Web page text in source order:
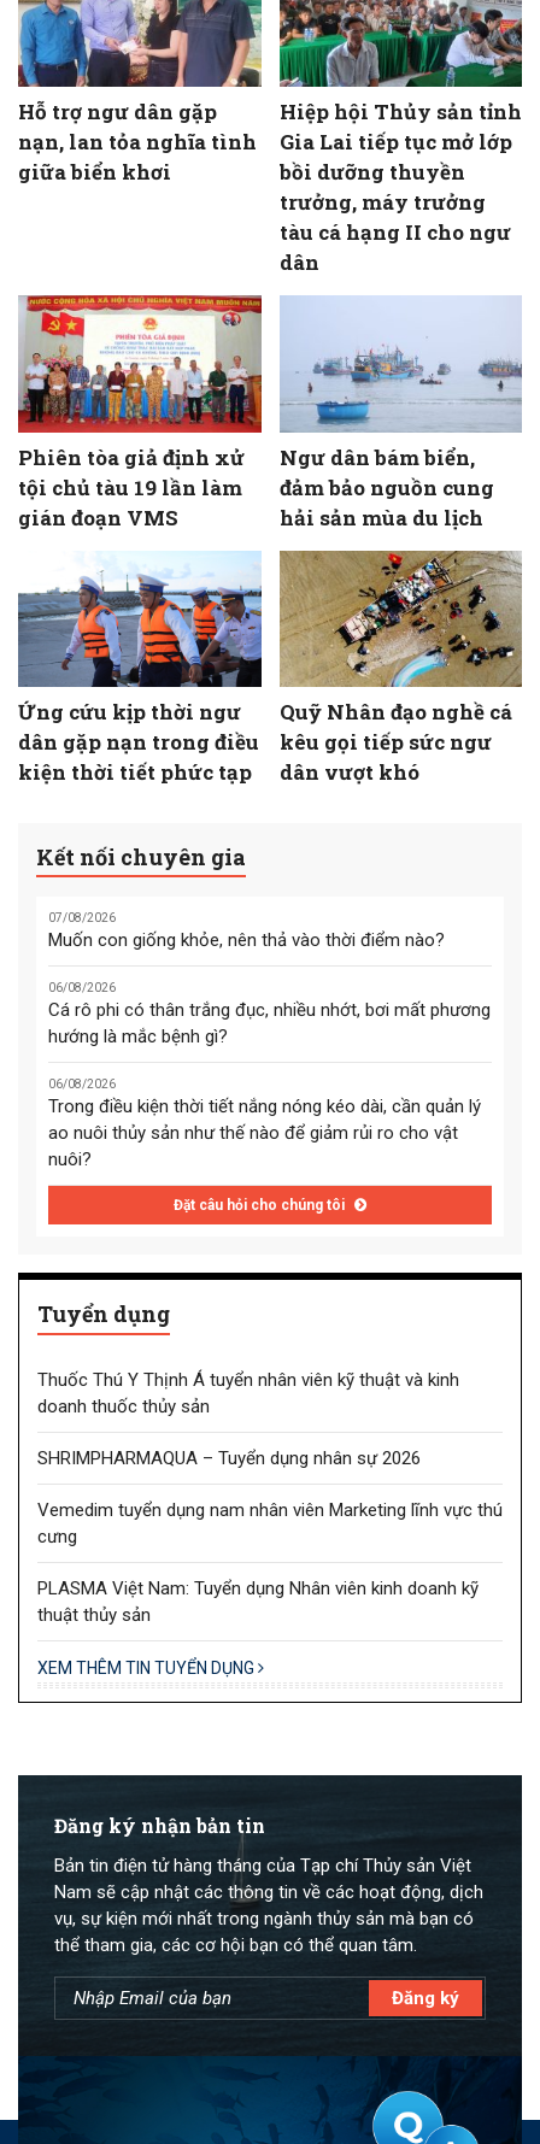
Hỗ trợ ngư dân gặp
nạn, lan tỏa nghĩa tình
giữa biển khơi
Hiệp hội Thủy sản tỉnh
Gia Lai tiếp tục mở lớp
bồi dưỡng thuyền
trưởng, máy trưởng
tàu cá hạng II cho ngư
dân
Phiên tòa giả định xử
tội chủ tàu 19 lần làm
gián đoạn VMS
Ngư dân bám biển,
đảm bảo nguồn cung
hải sản mùa du lịch
Ứng cứu kịp thời ngư
dân gặp nạn trong điều
kiện thời tiết phức tạp
Quỹ Nhân đạo nghề cá
kêu gọi tiếp sức ngư
dân vượt khó
Kết nối chuyên gia
07/08/2026
Muốn con giống khỏe, nên thả vào thời điểm nào?
06/08/2026
Cá rô phi có thân trắng đục, nhiều nhớt, bơi mất phương
hướng là mắc bệnh gì?
06/08/2026
Trong điều kiện thời tiết nắng nóng kéo dài, cần quản lý
ao nuôi thủy sản như thế nào để giảm rủi ro cho vật
nuôi?
Đặt câu hỏi cho chúng tôi
Tuyển dụng
Thuốc Thú Y Thịnh Á tuyển nhân viên kỹ thuật và kinh
doanh thuốc thủy sản
SHRIMPHARMAQUA – Tuyển dụng nhân sự 2026
Vemedim tuyển dụng nam nhân viên Marketing lĩnh vực thú
cưng
PLASMA Việt Nam: Tuyển dụng Nhân viên kinh doanh kỹ
thuật thủy sản
XEM THÊM TIN TUYỂN DỤNG
Đăng ký nhận bản tin
Bản tin điện tử hàng tháng của Tạp chí Thủy sản Việt
Nam sẽ cập nhật các thông tin về các hoạt động, dịch
vụ, sự kiện mới nhất trong ngành thủy sản mà bạn có
thể tham gia, các cơ hội bạn có thể quan tâm.